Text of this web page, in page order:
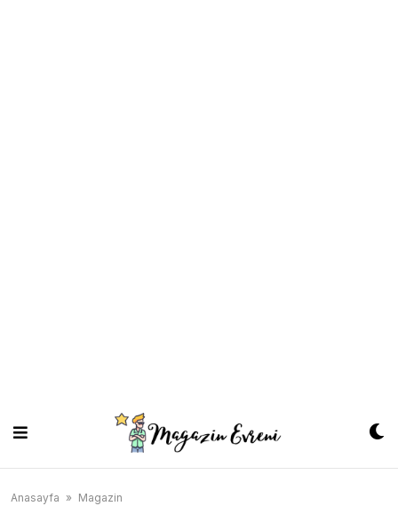
content
Anasayfa » Magazin